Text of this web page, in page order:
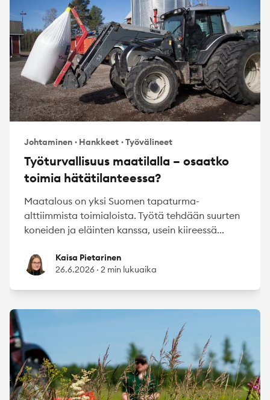
Johtaminen · Hankkeet ·Työvälineet
Työturvallisuus maatilalla – osaatko
toimia hätätilanteessa?
Maatalous on yksi Suomen tapaturma-
alttiimmista toimialoista. Työtä tehdään suurten
koneiden ja eläinten kanssa, usein kiireessä...
Kaisa Pietarinen
Kaisa Pietarinen
26.6.2026 · 2 min lukuaika